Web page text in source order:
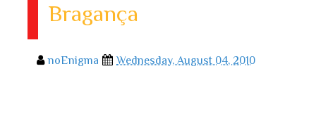
Bragança
noEnigma Wednesday, August 04, 2010